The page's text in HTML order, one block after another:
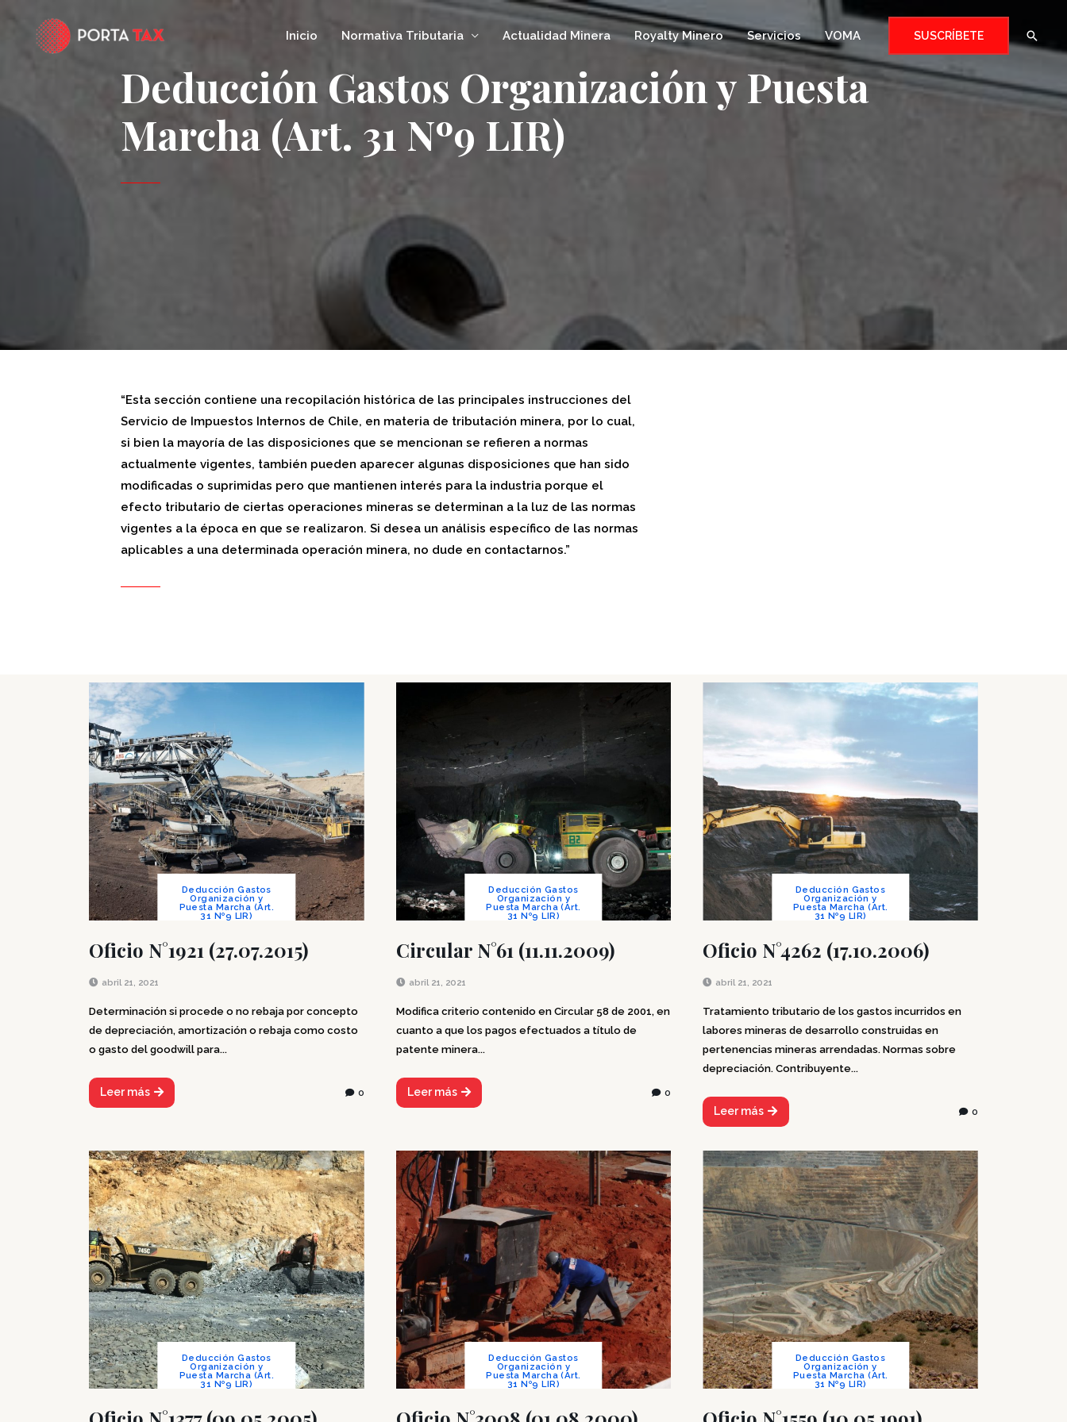
contenido
Inicio Normativa Tributaria Actualidad Minera Royalty Minero Servicios VOMA SUSCRÍBETE
Deducción Gastos Organización y Puesta
Marcha (Art. 31 Nº9 LIR)
“Esta sección contiene una recopilación histórica de las principales instrucciones del
Servicio de Impuestos Internos de Chile, en materia de tributación minera, por lo cual,
si bien la mayoría de las disposiciones que se mencionan se refieren a normas
actualmente vigentes, también pueden aparecer algunas disposiciones que han sido
modificadas o suprimidas pero que mantienen interés para la industria porque el
efecto tributario de ciertas operaciones mineras se determinan a la luz de las normas
vigentes a la época en que se realizaron. Si desea un análisis específico de las normas
aplicables a una determinada operación minera, no dude en contactarnos.”
Deducción Gastos
Organización y
Puesta Marcha (Art.
31 Nº9 LIR)
Oficio N°1921 (27.07.2015)
abril 21, 2021
Determinación si procede o no rebaja por concepto
de depreciación, amortización o rebaja como costo
o gasto del goodwill para...
Leer más 0
Deducción Gastos
Organización y
Puesta Marcha (Art.
31 Nº9 LIR)
Circular N°61 (11.11.2009)
abril 21, 2021
Modifica criterio contenido en Circular 58 de 2001, en
cuanto a que los pagos efectuados a título de
patente minera...
Leer más 0
Deducción Gastos
Organización y
Puesta Marcha (Art.
31 Nº9 LIR)
Oficio N°4262 (17.10.2006)
abril 21, 2021
Tratamiento tributario de los gastos incurridos en
labores mineras de desarrollo construidas en
pertenencias mineras arrendadas. Normas sobre
depreciación. Contribuyente...
Leer más 0
Deducción Gastos
Organización y
Puesta Marcha (Art.
31 Nº9 LIR)
Deducción Gastos
Organización y
Puesta Marcha (Art.
31 Nº9 LIR)
Deducción Gastos
Organización y
Puesta Marcha (Art.
31 Nº9 LIR)